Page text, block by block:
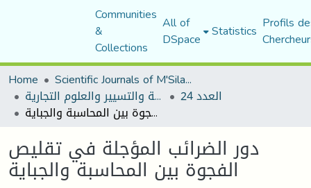
Communities
&
Collections
All of
DSpace Statistics Profils
Home
Scientific Journals of M'Sila University
مجلة العلوم الاقتصادية والتسيير والعلوم التجارية العدد 24
دور الضرائب المؤجلة في تقليص الفجوة بين المحاسبة والجباية
دور الضرائب المؤجلة في تقليص
الفجوة بين المحاسبة والجباية